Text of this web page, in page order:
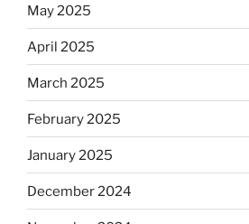
May 2025
April 2025
March 2025
February 2025
January 2025
December 2024